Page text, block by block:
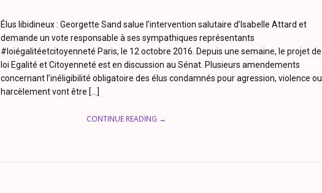
Élus libidineux : Georgette Sand salue l’intervention salutaire d’Isabelle Attard et
demande un vote responsable à ses sympathiques représentants
#loiégalitéetcitoyenneté Paris, le 12 octobre 2016. Depuis une semaine, le projet de
loi Egalité et Citoyenneté est en discussion au Sénat. Plusieurs amendements
concernant l’inéligibilité obligatoire des élus condamnés pour agression, violence ou
harcèlement vont être […]
CONTINUE READING →